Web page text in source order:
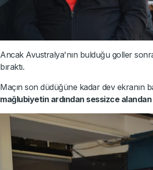
Ancak Avustralya'nın bulduğu goller
bıraktı.
Maçın son düdüğüne kadar dev ekranın
mağlubiyetin ardından sessizce alandan